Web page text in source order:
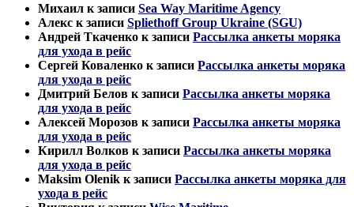
Михаил к записи Sea Way Maritime Agency
Алекс к записи Spliethoff Group Ukraine (SGU)
Андрей Ткаченко к записи Рассылка анкеты моряка
для ухода в рейс
Сергей Коваленко к записи Рассылка анкеты моряка
для ухода в рейс
Дмитрий Белов к записи Рассылка анкеты моряка
для ухода в рейс
Алексей Морозов к записи Рассылка анкеты моряка
для ухода в рейс
Кирилл Волков к записи Рассылка анкеты моряка
для ухода в рейс
Maksim Olenik к записи Рассылка анкеты моряка для
ухода в рейс